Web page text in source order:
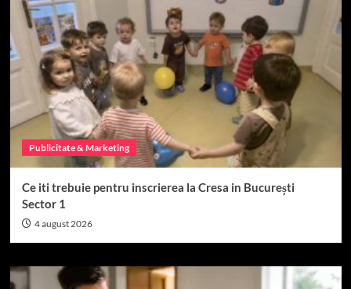
Publicitate & Marketing
Ce iti trebuie pentru inscrierea la Cresa in București
Sector 1
4 august 2026